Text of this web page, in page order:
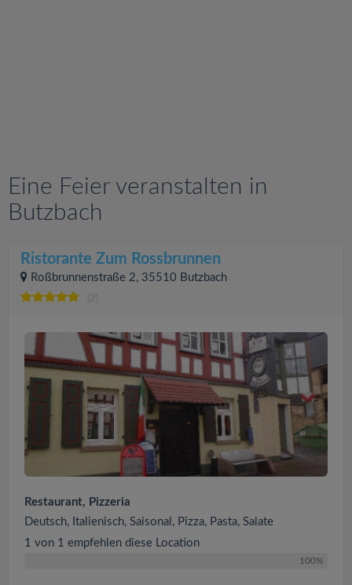
Eine Feier veranstalten in
Butzbach
Ristorante Zum Rossbrunnen
Roßbrunnenstraße 2, 35510 Butzbach
(2)
Restaurant, Pizzeria
Deutsch, Italienisch, Saisonal, Pizza, Pasta, Salate
1 von 1 empfehlen diese Location
100%